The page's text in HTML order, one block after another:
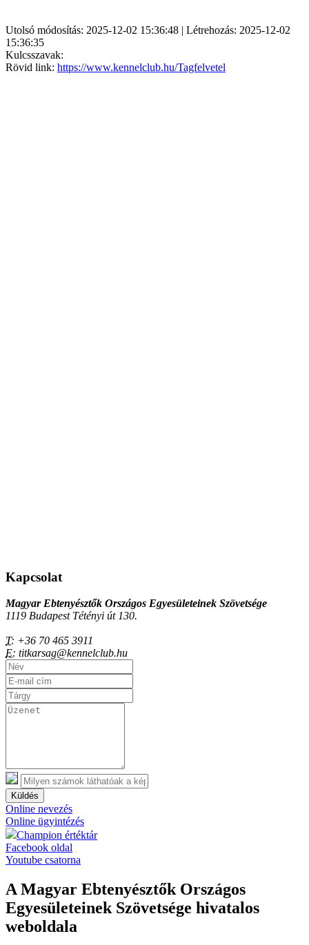
Utolsó módosítás: 2025-12-02 15:36:48 | Létrehozás: 2025-12-02
15:36:35
Kulcsszavak:
Rövid link: https://www.kennelclub.hu/Tagfelvetel
Kapcsolat
Magyar Ebtenyésztők Országos Egyesületeinek Szövetsége
1119 Budapest Tétényi út 130.
T: +36 70 465 3911
E: titkarsag@kennelclub.hu
Küldés
Online nevezés
Online ügyintézés
Champion értéktár
Facebook oldal
Youtube csatorna
A Magyar Ebtenyésztők Országos
Egyesületeinek Szövetsége hivatalos
weboldala